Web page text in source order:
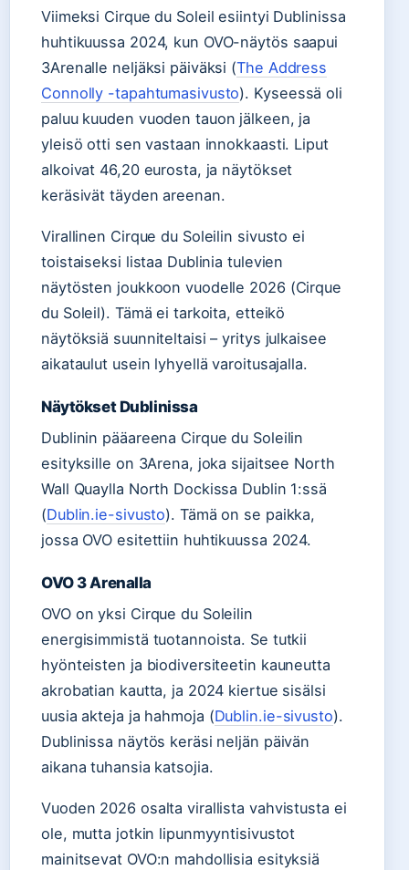
Viimeksi Cirque du Soleil esiintyi Dublinissa
huhtikuussa 2024, kun OVO-näytös saapui
3Arenalle neljäksi päiväksi (The Address
Connolly -tapahtumasivusto). Kyseessä oli
paluu kuuden vuoden tauon jälkeen, ja
yleisö otti sen vastaan innokkaasti. Liput
alkoivat 46,20 eurosta, ja näytökset
keräsivät täyden areenan.
Virallinen Cirque du Soleilin sivusto ei
toistaiseksi listaa Dublinia tulevien
näytösten joukkoon vuodelle 2026 (Cirque
du Soleil). Tämä ei tarkoita, etteikö
näytöksiä suunniteltaisi – yritys julkaisee
aikataulut usein lyhyellä varoitusajalla.
Näytökset Dublinissa
Dublinin pääareena Cirque du Soleilin
esityksille on 3Arena, joka sijaitsee North
Wall Quaylla North Dockissa Dublin 1:ssä
(Dublin.ie-sivusto). Tämä on se paikka,
jossa OVO esitettiin huhtikuussa 2024.
OVO 3 Arenalla
OVO on yksi Cirque du Soleilin
energisimmistä tuotannoista. Se tutkii
hyönteisten ja biodiversiteetin kauneutta
akrobatian kautta, ja 2024 kiertue sisälsi
uusia akteja ja hahmoja (Dublin.ie-sivusto).
Dublinissa näytös keräsi neljän päivän
aikana tuhansia katsojia.
Vuoden 2026 osalta virallista vahvistusta ei
ole, mutta jotkin lipunmyyntisivustot
mainitsevat OVO:n mahdollisia esityksiä